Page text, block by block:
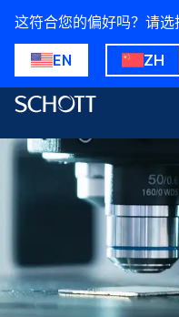
这符合您的偏好吗？请选
EN ZH